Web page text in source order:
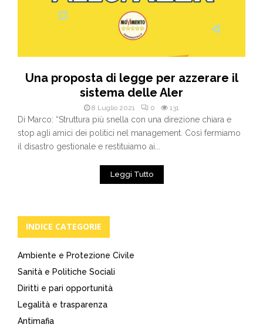
Una proposta di legge per azzerare il
sistema delle Aler
8 Luglio 2021 0 131
Di Marco: “Struttura più snella con una direzione chiara e
stop agli amici dei politici nel management. Così fermiamo
il disastro gestionale e restituiamo ai...
Leggi Tutto
INDICE CATEGORIE
Ambiente e Protezione Civile
Sanità e Politiche Sociali
Diritti e pari opportunità
Legalità e trasparenza
Antimafia